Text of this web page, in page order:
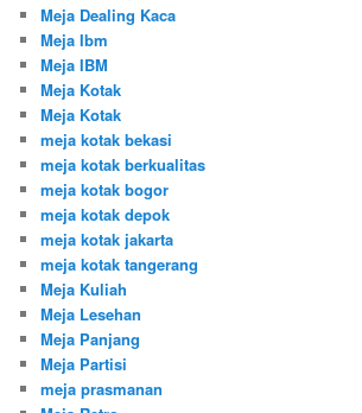
Meja Dealing Kaca
Meja Ibm
Meja IBM
Meja Kotak
Meja Kotak
meja kotak bekasi
meja kotak berkualitas
meja kotak bogor
meja kotak depok
meja kotak jakarta
meja kotak tangerang
Meja Kuliah
Meja Lesehan
Meja Panjang
Meja Partisi
meja prasmanan